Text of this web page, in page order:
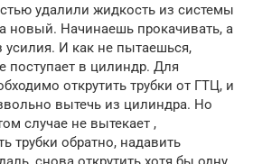
удалили жидкость из системы
новый. Начинаешь прокачивать, а
усилия. И как не пытаешься,
поступает в цилиндр. Для
открутить трубки от ГТЦ, и
вытечь из цилиндра. Но
случае не вытекает ,
трубки обратно, надавить